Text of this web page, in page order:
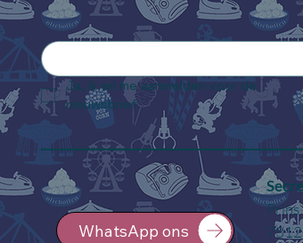
Ja, ik wil me aanmelden voor de
nieuwsbrief
WhatsApp ons